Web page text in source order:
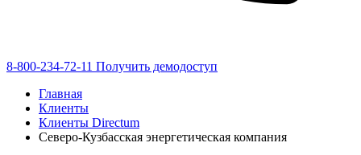
8-800-234-72-11 Получить демодоступ
Главная
Клиенты
Клиенты Directum
Северо-Кузбасская энергетическая компания